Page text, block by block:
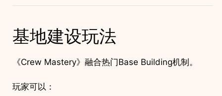
基地建设玩法
《Crew Mastery》融合热门Base Building机制。
玩家可以：